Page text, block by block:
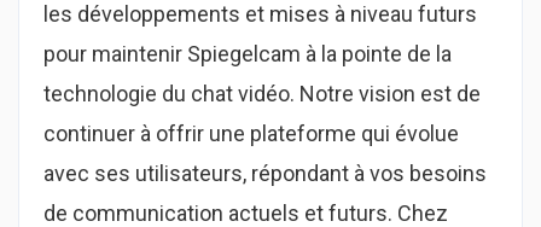
les développements et mises à niveau futurs
pour maintenir Spiegelcam à la pointe de la
technologie du chat vidéo. Notre vision est de
continuer à offrir une plateforme qui évolue
avec ses utilisateurs, répondant à vos besoins
de communication actuels et futurs. Chez